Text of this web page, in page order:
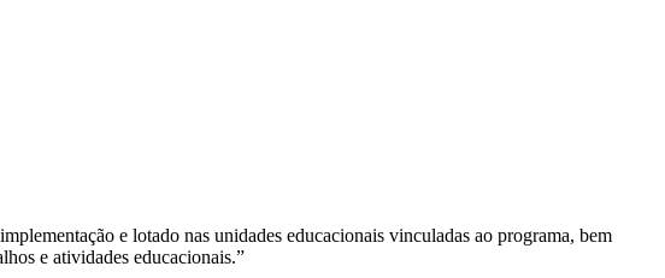
e lotado nas unidades educacionais vinculadas ao programa, bem
e atividades educacionais.”